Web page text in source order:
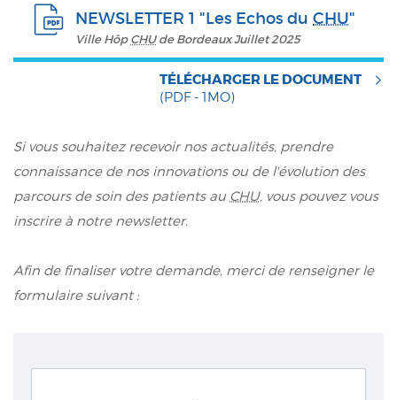
NEWSLETTER 1 "Les Echos du CHU"
Ville HôpCHUde Bordeaux Juillet 2025
TÉLÉCHARGER LE DOCUMENT
(PDF - 1MO)
Si vous souhaitez recevoir nos actualités, prendre
connaissance de nos innovations ou de l'évolution des
parcours de soin des patients au CHU, vous pouvez vous
inscrire à notre newsletter.
Afin de finaliser votre demande, merci de renseigner le
formulaire suivant :